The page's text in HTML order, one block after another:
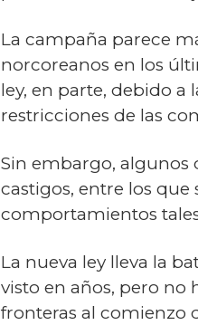
La campaña parece
norcoreanos en los
ley, en parte, debido a
restricciones de las
Sin embargo, algunos
castigos, entre los
comportamientos
La nueva ley lleva la
visto en años, pero no
fronteras al comienzo